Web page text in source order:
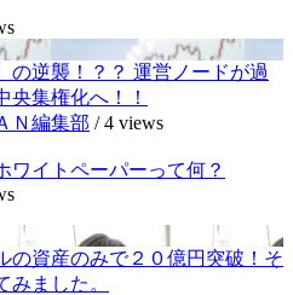
の逆襲！？？ 運営ノードが過
央集権化へ！！
Ｎ編集部 /4 views
ワイトペーパーって何？
の資産のみで２０億円突破！そ
みました。